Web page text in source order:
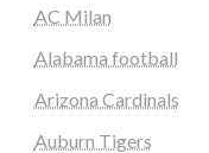
AC Milan
Alabama football
Arizona Cardinals
Auburn Tigers